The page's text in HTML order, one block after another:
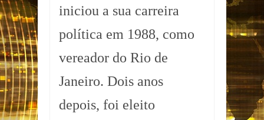
iniciou a sua carreira
política em 1988, como
vereador do Rio de
Janeiro. Dois anos
depois, foi eleito